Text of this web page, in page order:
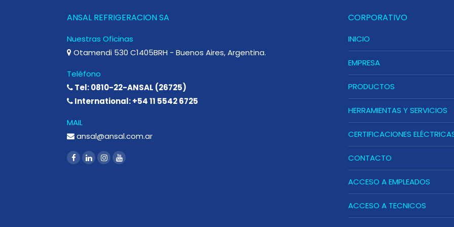
ANSAL REFRIGERACION SA
Nuestras Oficinas
Otamendi 530 C1405BRH - Buenos Aires, Argentina.
Teléfono
Tel: 0810-22-ANSAL (26725)
International: +54 11 5542 6725
MAIL
ansal@ansal.com.ar
CORPORATIVO
INICIO
EMPRESA
PRODUCTOS
HERRAMIENTAS Y SERVICIOS
CERTIFICACIONES
CONTACTO
ACCESO A EMPLEADOS
ACCESO A TECNICOS